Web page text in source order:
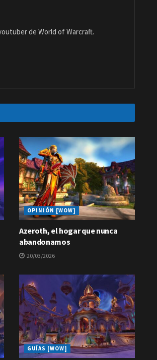
de World of Warcraft.
OPINIÓN [WOW]
Azeroth, el hogar que nunca
abandonamos
20/03/2026
GUÍAS [WOW]